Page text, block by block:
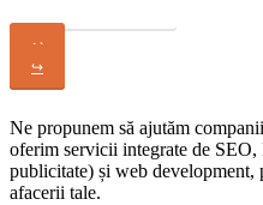
↩
↪
Ne propunem să ajutăm
oferim servicii integrate de
publicitate) și web development,
afacerii tale.